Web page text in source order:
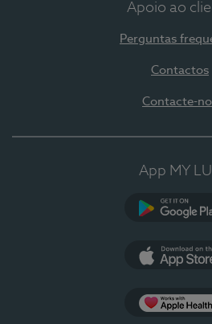
Apoio ao
Perguntas
Contactos
Contacte-
App MY